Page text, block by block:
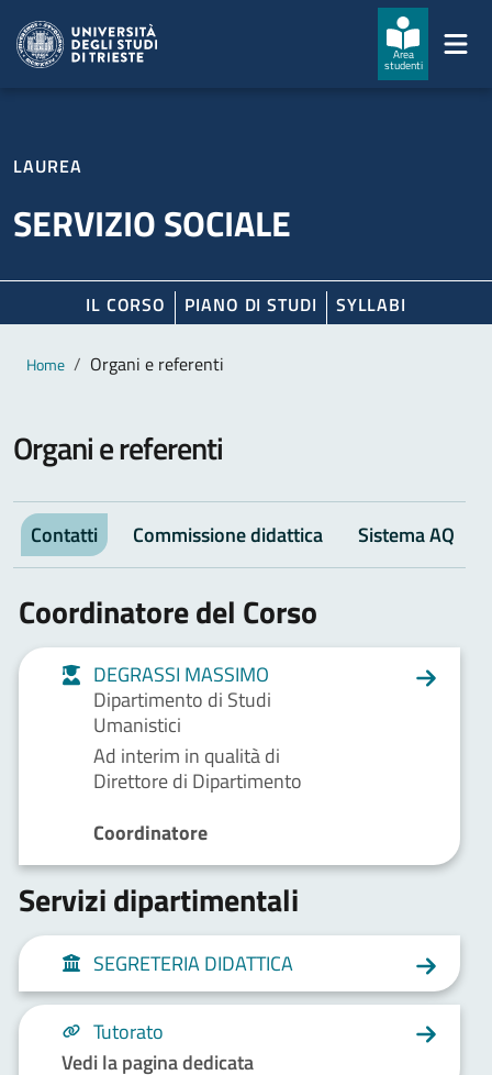
Area
studenti
LAUREA
SERVIZIO SOCIALE
IL CORSO PIANO DI STUDI SYLLABI
Contenuto principale
Breadcrumb
Home Organi e referenti
Organi e referenti
Contatti Commissione didattica Sistema AQ
Coordinatore del Corso
DEGRASSI MASSIMO
Dipartimento di Studi
Umanistici
Ad interim in qualità di
Direttore di Dipartimento
Coordinatore
Servizi dipartimentali
SEGRETERIA DIDATTICA
Tutorato
Vedi la pagina dedicata